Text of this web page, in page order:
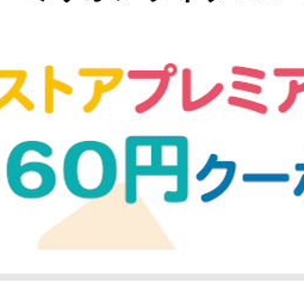
モフモフパレード